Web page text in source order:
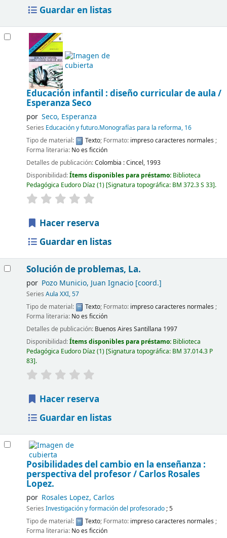
Guardar en listas
Educación infantil : diseño curricular de aula /
Esperanza Seco
por Seco, Esperanza
Series Educación y futuro.Monografías para la reforma, 16
Tipo de material:
Texto; Formato: impreso caracteres normales ;
Forma literaria: No es ficción
Detalles de publicación:Colombia :Cincel, 1993
Disponibilidad:Ítems disponibles para préstamo: Biblioteca
Pedagógica Eudoro Díaz(1) Signatura topográfica: BM 372.3 S 33 .
Hacer reserva
Guardar en listas
Solución de problemas, La.
por Pozo Municio, Juan Ignacio[coord.]
Series Aula XXI, 57
Tipo de material:
Texto; Formato: impreso caracteres normales ;
Forma literaria: No es ficción
Detalles de publicación: Buenos Aires Santillana 1997
Disponibilidad:Ítems disponibles para préstamo: Biblioteca
Pedagógica Eudoro Díaz(1) Signatura topográfica: BM 37.014.3 P
83 .
Hacer reserva
Guardar en listas
Posibilidades del cambio en la enseñanza :
perspectiva del profesor / Carlos Rosales
Lopez.
por Rosales Lopez, Carlos
Series Investigación y formación del profesorado; 5
Tipo de material:
Texto; Formato: impreso caracteres normales ;
Forma literaria: No es ficción